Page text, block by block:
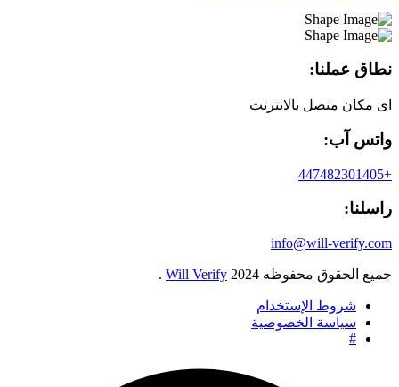
نطاق عملنا:
اى مكان متصل بالانترنت
واتس آب:
+447482301405
راسلنا:
info@will-verify.com
جميع الحقوق محفوظه 2024
Will Verify
.
شروط الإستخدام
سياسة الخصوصية
#